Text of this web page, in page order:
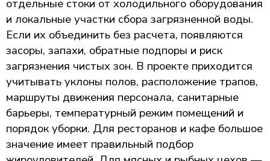
отдельные стоки от холодильного оборудования
и локальные участки сбора загрязненной воды.
Если их объединить без расчета, появляются
засоры, запахи, обратные подпоры и риск
загрязнения чистых зон. В проекте приходится
учитывать уклоны полов, расположение трапов,
маршруты движения персонала, санитарные
барьеры, температурный режим помещений и
порядок уборки. Для ресторанов и кафе большое
значение имеет правильный подбор